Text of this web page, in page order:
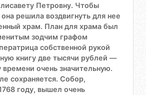
Петровну. Чтобы
решила воздвигнуть для нее
храм. План для храма был
зодчим графом
собственной рукой
книгу две тысячи рублей —
очень значительную.
сохраняется. Собор,
году, вышел очень